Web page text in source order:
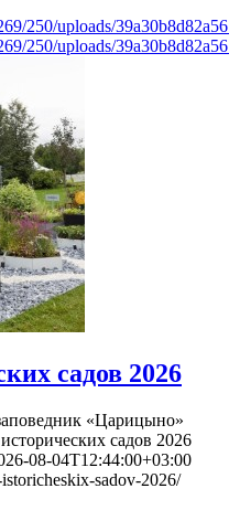
250/uploads/
250/uploads/
садов 2026
«Царицыно»
садов 2026
08-04T12:44:00+03:00
sadov-2026/